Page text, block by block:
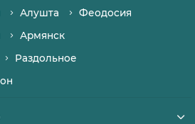
Алушта
Феодосия
Армянск
Раздольное